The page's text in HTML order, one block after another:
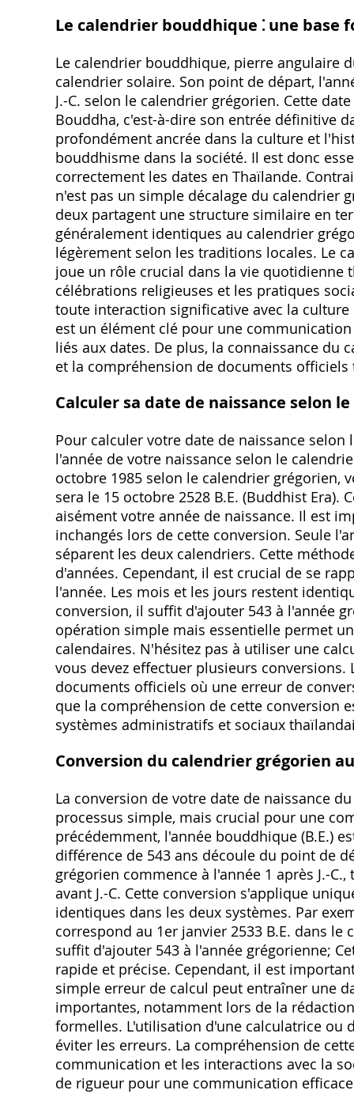
Le calendrier bouddhique ⁚ une base
Le calendrier bouddhique, pierre angulaire
calendrier solaire. Son point de départ,
J.-C. selon le calendrier grégorien. Cette
Bouddha, c'est-à-dire son entrée définitive
profondément ancrée dans la culture et
bouddhisme dans la société. Il est donc
correctement les dates en Thaïlande.
n'est pas un simple décalage du calendrier
deux partagent une structure similaire en
généralement identiques au calendrier
légèrement selon les traditions locales. Le
joue un rôle crucial dans la vie quotidienne
célébrations religieuses et les pratiques
toute interaction significative avec la
est un élément clé pour une
liés aux dates. De plus, la connaissance
et la compréhension de documents officiels
Calculer sa date de naissance selon
Pour calculer votre date de naissance
l'année de votre naissance selon le
octobre 1985 selon le calendrier grégorien,
sera le 15 octobre 2528 B.E. (Buddhist
aisément votre année de naissance. Il est
inchangés lors de cette conversion. Seule
séparent les deux calendriers. Cette
d'années. Cependant, il est crucial de se
l'année. Les mois et les jours restent
conversion, il suffit d'ajouter 543 à l'année
opération simple mais essentielle permet
calendaires. N'hésitez pas à utiliser une
vous devez effectuer plusieurs
documents officiels où une erreur de
que la compréhension de cette conversion
systèmes administratifs et sociaux
Conversion du calendrier grégorien
La conversion de votre date de naissance
processus simple, mais crucial pour une
précédemment, l'année bouddhique (B.E.)
différence de 543 ans découle du point de
grégorien commence à l'année 1 après J.-
avant J.-C. Cette conversion s'applique
identiques dans les deux systèmes. Par
correspond au 1er janvier 2533 B.E. dans
suffit d'ajouter 543 à l'année grégorienne;
rapide et précise. Cependant, il est
simple erreur de calcul peut entraîner une
importantes, notamment lors de la
formelles. L'utilisation d'une calculatrice ou
éviter les erreurs. La compréhension de
communication et les interactions avec la
de rigueur pour une communication